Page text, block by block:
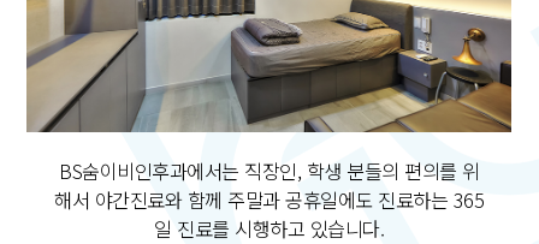
BS숨이비인후과에서는 직장인, 학생 분들의 편의를 위
해서 야간진료와 함께 주말과 공휴일에도 진료하는 365
일 진료를 시행하고 있습니다.